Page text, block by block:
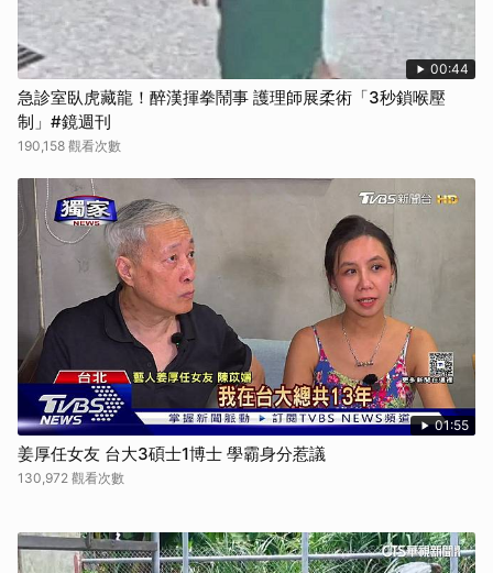
00:44
急診室臥虎藏龍！醉漢揮拳鬧事 護理師展柔術「3秒鎖喉壓
制」#鏡週刊
190,158 觀看次數
01:55
姜厚任女友 台大3碩士1博士 學霸身分惹議
130,972 觀看次數